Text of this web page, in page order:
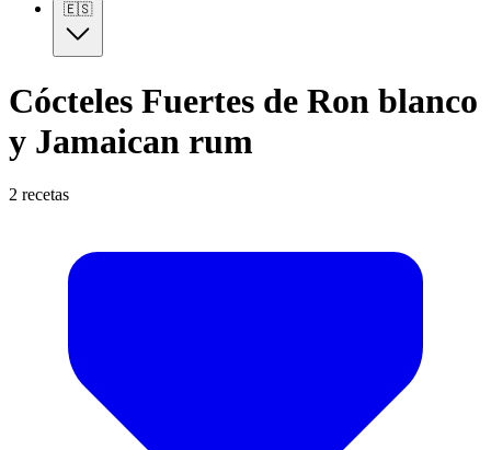
🇪🇸
Cócteles Fuertes de Ron blanco
y Jamaican rum
2 recetas